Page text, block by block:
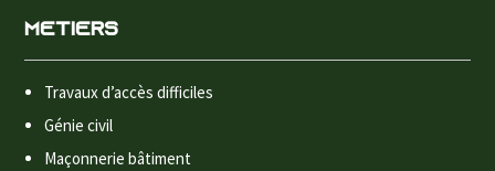
Métiers
Travaux d’accès difficiles
Génie civil
Maçonnerie bâtiment